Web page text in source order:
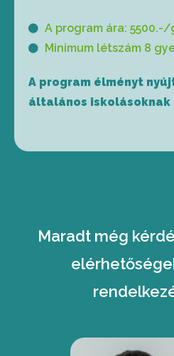
A program ára:
Minimum létszám 8
A program élményt
általános iskolásoknak
Maradt még